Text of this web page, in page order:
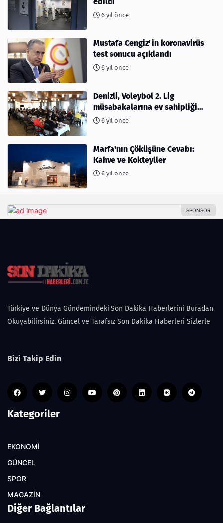
6 yıl önce
Mustafa Cengiz'in koronavirüs
test sonucu açıklandı
6 yıl önce
Denizli, Voleybol 2. Lig
müsabakalarına ev sahipliği
yapıyor
6 yıl önce
Marfa'nın Çöküşüne Cevabı:
Kahve ve Kokteyller
6 yıl önce
Türkiye ve Dünya Gündemindeki Son Dakika Haberlerini Buradan
Okuyabilirsiniz. Güncel ve Tarafsız Son Dakika Haberleri Sizlerle
Bizi Takip Edin
Kategoriler
EKONOMİ
GÜNCEL
SPOR
MAGAZİN
Diğer Bağlantılar